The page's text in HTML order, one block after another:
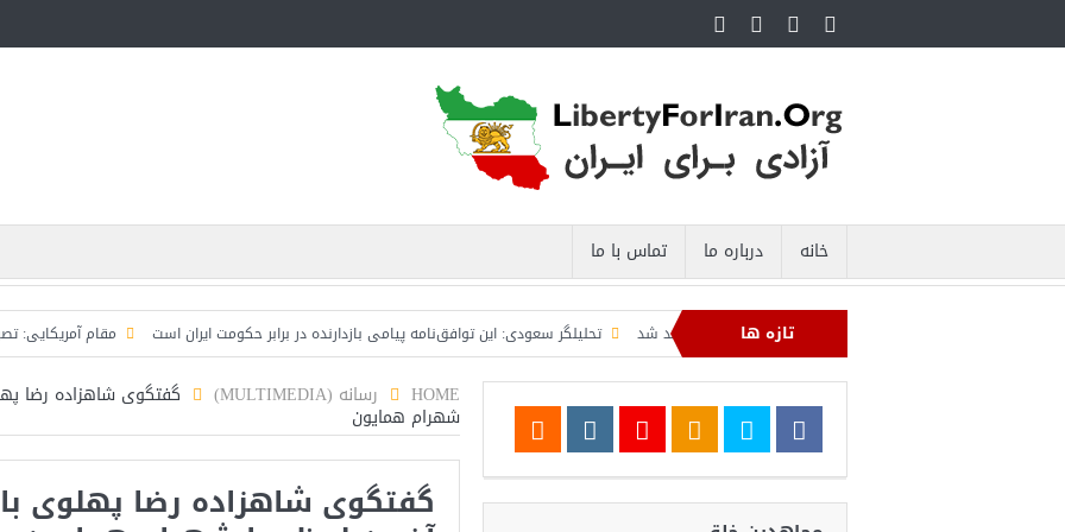
خانه درباره ما تماس با ما
تازه ها
دریایی صادرات نفت ایران را فلج کرد/آمریکا: خفه خواهند شد تحلیلگر سعودی: این توافق‌نامه پیامی بازدارنده در برابر حکومت ایران است مقام آمریکایی: تصورِ
السید اسرائیل‌ستیز، خبر خوبی برای جمهوری‌خواهان است
HOME رسانه (MULTIMEDIA) گفتگوی شاهزاده رضا
شهرام همایون
گفتگوی شاهزاده رضا پهلوی با